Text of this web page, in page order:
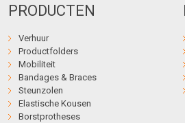
PRODUCTEN
Verhuur
Productfolders
Mobiliteit
Bandages & Braces
Steunzolen
Elastische Kousen
Borstprotheses